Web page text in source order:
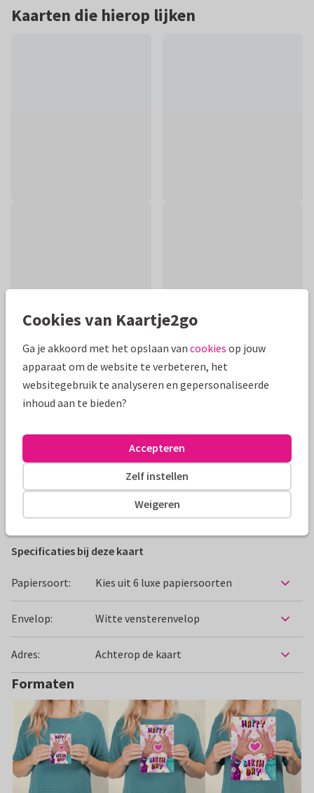
Kaarten die hierop lijken
Productinformatie
Met een leuke illustratie van 2 handen die een hart maken.
Alle kaarten zijn helemaal naar wens aan te passen
Aniet Illustration
Specificaties bij deze kaart
Papiersoort: Kies uit 6 luxe papiersoorten
Envelop: Witte vensterenvelop
Adres: Achterop de kaart
Formaten
Cookies van Kaartje2go
Ga je akkoord met het opslaan van cookies op jouw
apparaat om de website te verbeteren, het
websitegebruik te analyseren en gepersonaliseerde
inhoud aan te bieden?
Weigeren
Zelf instellen
Accepteren